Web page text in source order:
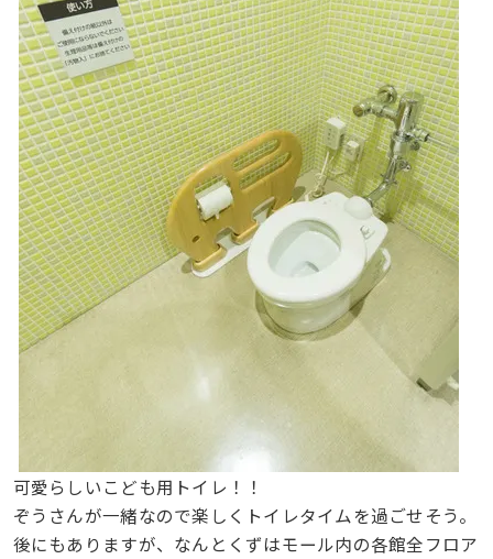
可愛らしいこども用トイレ！！
ぞうさんが一緒なので楽しくトイレタイムを過ごせそう。
後にもありますが、なんとくずはモール内の各館全フロア